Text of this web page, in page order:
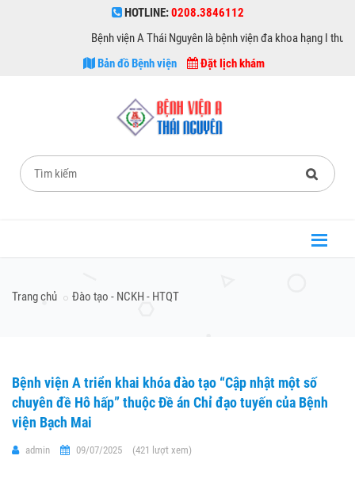
HOTLINE:0208.3846112
Bệnh viện A Thái Nguyên là bệnh viện đa khoa hạng I thuộc
Bản đồ Bệnh viện
Đặt lịch khám
Trang chủ Đào tạo - NCKH - HTQT
Bệnh viện A triển khai khóa đào tạo “Cập nhật một số
chuyên đề Hô hấp” thuộc Đề án Chỉ đạo tuyến của Bệnh
viện Bạch Mai
admin 09/07/2025 (421 lượt xem)